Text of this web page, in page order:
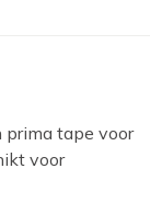
tape voor
voor